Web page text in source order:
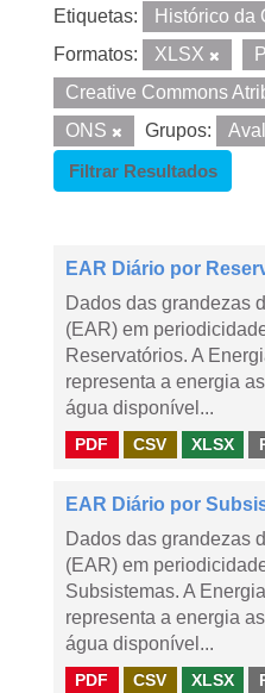
Etiquetas: Histórico da
Formatos:
XLSX
Creative Commons
ONS
Grupos:
Filtrar Resultados
EAR Diário por
Dados das grandezas
(EAR) em
Reservatórios. A
representa a energia
água disponível...
PDF CSV XLSX
EAR Diário por
Dados das grandezas
(EAR) em
Subsistemas. A
representa a energia
água disponível...
PDF CSV XLSX